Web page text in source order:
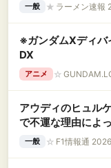
一般 ★ ラーメン速
※ガンダムXディバ
DX
アニメ ☆
アウディのヒュル
で不運な理由によ
一般 ☆ F1情報通